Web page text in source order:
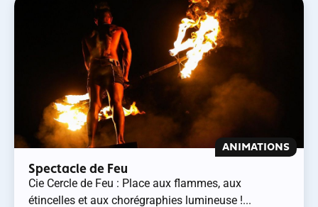
ANIMATIONS
Spectacle de Feu
Cie Cercle de Feu : Place aux flammes, aux
étincelles et aux chorégraphies lumineuse !...